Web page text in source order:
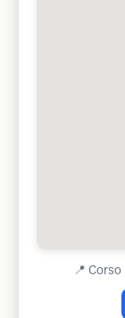
📍 Corso